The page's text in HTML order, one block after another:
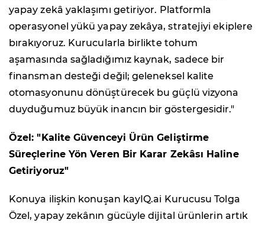
yapay zekâ yaklaşımı getiriyor. Platformla
operasyonel yükü yapay zekâya, stratejiyi ekiplere
bırakıyoruz. Kurucularla birlikte tohum
aşamasında sağladığımız kaynak, sadece bir
finansman desteği değil; geleneksel kalite
otomasyonunu dönüştürecek bu güçlü vizyona
duyduğumuz büyük inancın bir göstergesidir."
Özel: "Kalite Güvenceyi Ürün Geliştirme
Süreçlerine Yön Veren Bir Karar Zekâsı Haline
Getiriyoruz"
Konuya ilişkin konuşan kayIQ.ai Kurucusu Tolga
Özel, yapay zekânın gücüyle dijital ürünlerin artık